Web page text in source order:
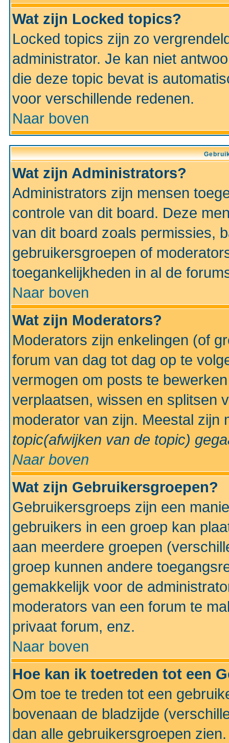
Wat zijn Locked topics?
Locked topics zijn zo
administrator. Je kan niet
die deze topic bevat is
voor verschillende redenen.
Naar boven
Wat zijn Administrators?
Administrators zijn mensen
controle van dit board. Deze
van dit board zoals permissies,
gebruikersgroepen of
toegankelijkheden in al de
Naar boven
Wat zijn Moderators?
Moderators zijn enkelingen (of
forum van dag tot dag op te
vermogen om posts te
verplaatsen, wissen en splitsen
moderator van zijn. Meestal
topic(afwijken van de topic)
Naar boven
Wat zijn Gebruikersgroepen?
Gebruikersgroeps zijn een
gebruikers in een groep kan
aan meerdere groepen
groep kunnen andere
gemakkelijk voor de
moderators van een forum te
privaat forum, enz.
Naar boven
Hoe kan ik toetreden tot een
Om toe te treden tot een
bovenaan de bladzijde
dan alle gebruikersgroepen